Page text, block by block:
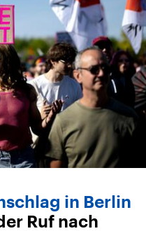
in Berlin
Ruf nach